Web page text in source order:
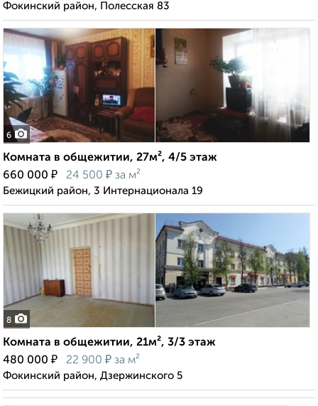
Фокинский район, Полесская 83
6
Комната в общежитии, 27м², 4/5 этаж
660 000 ₽ 24 500 ₽ за м²
Бежицкий район, 3 Интернационала 19
8
Комната в общежитии, 21м², 3/3 этаж
480 000 ₽ 22 900 ₽ за м²
Фокинский район, Дзержинского 5